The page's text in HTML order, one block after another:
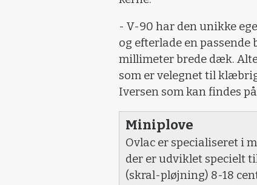
- V-90 har den unikke
og efterlade en
millimeter brede dæk.
som er velegnet til
Iversen som kan findes
Miniplove
Ovlac er specialiseret i
der er udviklet specielt
(skral-pløjning) 8-18